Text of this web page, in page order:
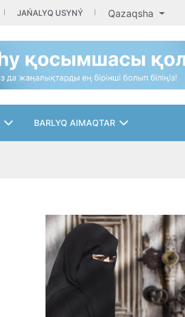
JAŃALYQ USYNÝ Qazaqsha
BARLYQ AIMAQTAR